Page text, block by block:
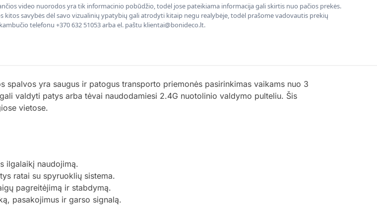
video nuorodos yra tik informacinio pobūdžio, todėl jose pateikiama informacija gali skirtis nuo pačios prekės.
savybės dėl savo vizualinių ypatybių gali atrodyti kitaip negu realybėje, todėl prašome vadovautis prekių
telefonu +370 632 51053 arba el. paštu klientai@bonideco.lt.
yra saugus ir patogus transporto priemonės pasirinkimas vaikams nuo 3
valdyti patys arba tėvai naudodamiesi 2.4G nuotolinio valdymo pulteliu. Šis
vietose.
ilgalaikį naudojimą.
ratai su spyruoklių sistema.
pagreitėjimą ir stabdymą.
pasakojimus ir garso signalą.